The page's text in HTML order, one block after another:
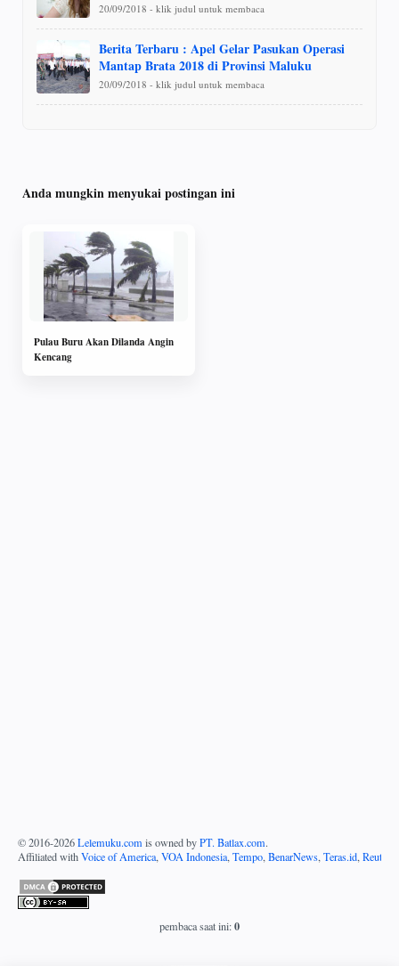
20/09/2018 - klik judul untuk membaca
Berita Terbaru : Apel Gelar Pasukan Operasi
Mantap Brata 2018 di Provinsi Maluku
20/09/2018 - klik judul untuk membaca
Anda mungkin menyukai postingan ini
Pulau Buru Akan Dilanda Angin
Kencang
© 2016-2026Lelemuku.com is owned byPT. Batlax.com.
Affiliated withVoice of America, VOA Indonesia, Tempo, BenarNews, Teras.id, Reuters
pembaca saat ini:0